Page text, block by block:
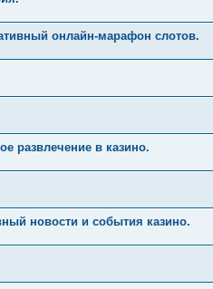
онлайн-марафон слотов.
развлечение в казино.
новости и события казино.